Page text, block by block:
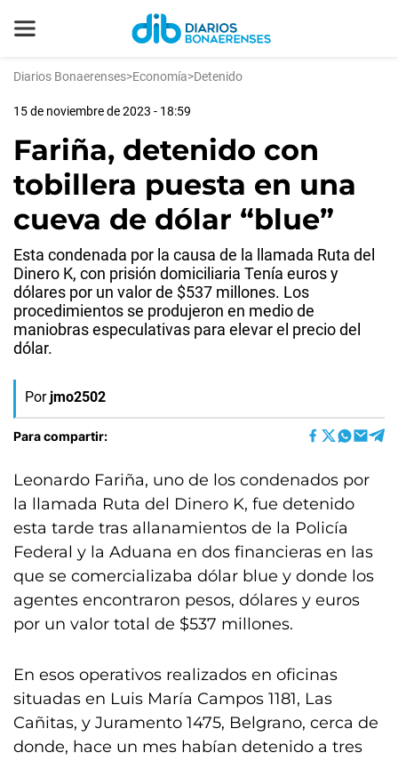
Diarios Bonaerenses>Economía>Detenido
15 de noviembre de 2023 - 18:59
Fariña, detenido con
tobillera puesta en una
cueva de dólar “blue”
Esta condenada por la causa de la llamada Ruta del
Dinero K, con prisión domiciliaria Tenía euros y
dólares por un valor de $537 millones. Los
procedimientos se produjeron en medio de
maniobras especulativas para elevar el precio del
dólar.
Por jmo2502
Para compartir:
Leonardo Fariña, uno de los condenados por
la llamada Ruta del Dinero K, fue detenido
esta tarde tras allanamientos de la Policía
Federal y la Aduana en dos financieras en las
que se comercializaba dólar blue y donde los
agentes encontraron pesos, dólares y euros
por un valor total de $537 millones.
En esos operativos realizados en oficinas
situadas en Luis María Campos 1181, Las
Cañitas, y Juramento 1475, Belgrano, cerca de
donde, hace un mes habían detenido a tres